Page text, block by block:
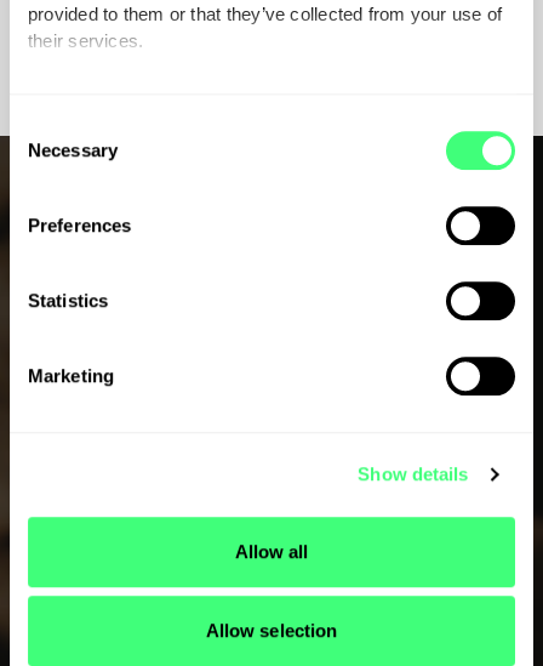
provided to them or that they’ve collected from your use of
their services.
o
Necessary
Preferences
Statistics
Marketing
Show details
Allow all
Allow selection